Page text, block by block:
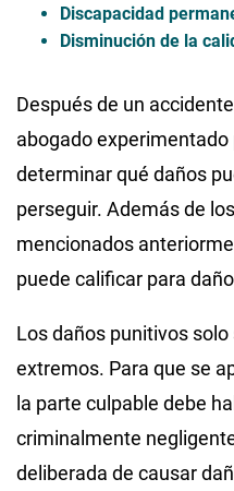
Discapacidad
Disminución de la
Después de un
abogado experimentado
determinar qué daños
perseguir. Además de
mencionados
puede calificar para
Los daños punitivos
extremos. Para que se
la parte culpable debe
criminalmente
deliberada de causar